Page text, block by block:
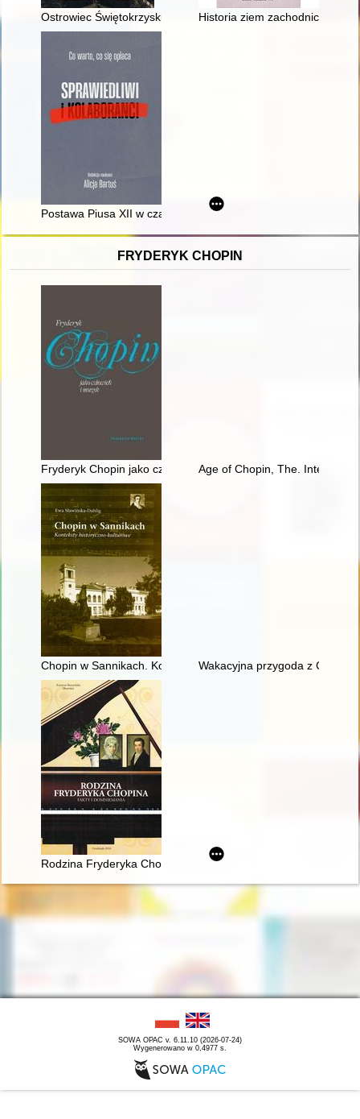
Ostrowiec Świętokrzyski w latach II wojny światowej
Historia ziem zachodnich i
Postawa Piusa XII w czasie II wojny światowej : sprzeciw czy
FRYDERYK CHOPIN
Fryderyk Chopin jako człowiek i muzykAge of Chopin, The.
Chopin w Sannikach. Konteksty historyczno-kulturowe
Wakacyjna przygoda z
Rodzina Fryderyka Chopina. Fakty i domniemania
SOWA OPAC v. 6.11.10 (2026-07-24)
Wygenerowano w 0,4977 s.